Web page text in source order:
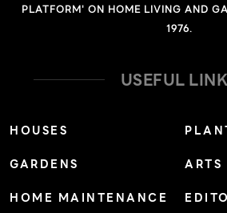
PLATFORM' ON HOME LIVING AND
1976.
USEFUL
HOUSES
GARDENS
HOME MAINTENANCE
ARTS